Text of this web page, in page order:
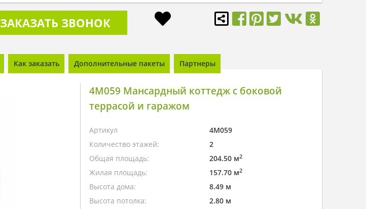
ЗАКАЗАТЬ ЗВОНОК
Как заказать Дополнительные пакеты Партнеры
4M059 Мансардный коттедж с боковой
террасой и гаражом
Артикул
4M059
Количество этажей:
2
Общая площадь:
204.50 м2
Жилая площадь: 157.70 м2
Высота дома:
8.49 м
Высота потолка:
2.80 м